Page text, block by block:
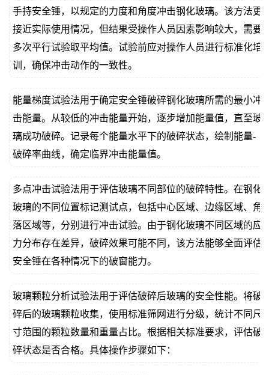
手持安全锤，以规定的力度和角度冲击钢化玻璃。该方法更
接近实际使用情况，但结果受操作人员因素影响较大，需要
多次平行试验取平均值。试验前应对操作人员进行标准化培
训，确保冲击动作的一致性。
能量梯度试验法用于确定安全锤破碎钢化玻璃所需的最小冲
击能量。从较低的冲击能量开始，逐步增加能量值，直至玻
璃成功破碎。记录每个能量水平下的破碎状态，绘制能量-
破碎率曲线，确定临界冲击能量值。
多点冲击试验法用于评估玻璃不同部位的破碎特性。在钢化
玻璃的不同位置标记测试点，包括中心区域、边缘区域、角
落区域等，分别进行冲击试验。由于钢化玻璃不同区域的应
力分布存在差异，破碎效果可能不同，该方法能够全面评估
安全锤在各种情况下的破窗能力。
玻璃颗粒分析试验法用于评估破碎后玻璃的安全性能。将破
碎后的玻璃颗粒收集，使用标准筛网进行分级，统计不同尺
寸范围的颗粒数量和重量占比。根据相关标准要求，评估破
碎状态是否合格。具体操作步骤如下：